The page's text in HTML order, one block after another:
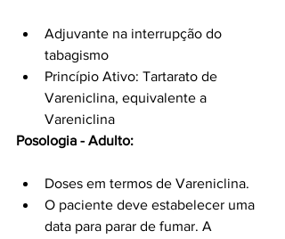
Adjuvante na interrupção do
tabagismo
Princípio Ativo: Tartarato de
Vareniclina, equivalente a
Vareniclina
Posologia - Adulto:
Doses em termos de Vareniclina.
O paciente deve estabelecer uma
data para parar de fumar. A